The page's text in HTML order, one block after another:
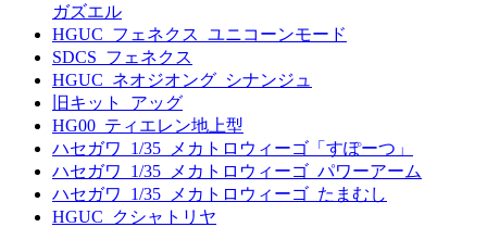
ガズエル
HGUC_フェネクス_ユニコーンモード
SDCS_フェネクス
HGUC_ネオジオング_シナンジュ
旧キット_アッグ
HG00_ティエレン地上型
ハセガワ_1/35_メカトロウィーゴ「すぽーつ」
ハセガワ_1/35_メカトロウィーゴ_パワーアーム
ハセガワ_1/35_メカトロウィーゴ_たまむし
HGUC_クシャトリヤ